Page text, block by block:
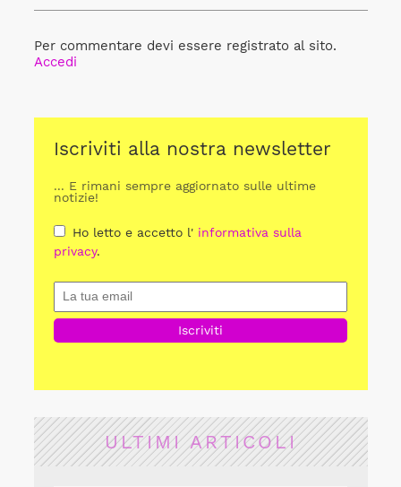
Per commentare devi essere registrato al sito.
Accedi
Iscriviti alla nostra newsletter
... E rimani sempre aggiornato sulle ultime
notizie!
Ho letto e accetto l' informativa sulla
privacy.
ULTIMI ARTICOLI